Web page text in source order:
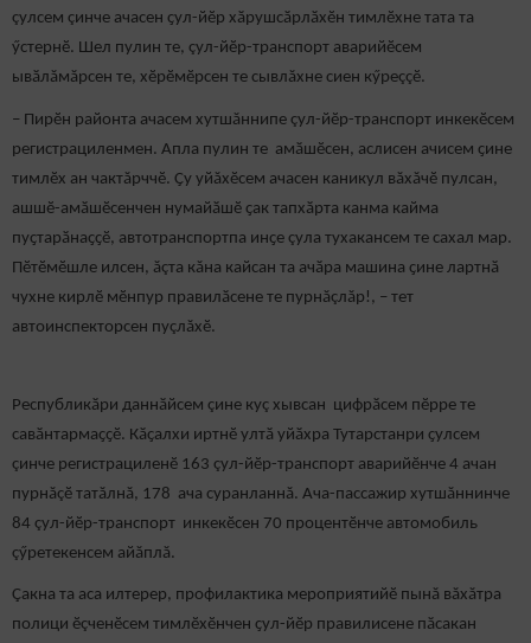
çулсем çинче ачасен ҫул-йӗр хӑрушсӑрлӑхӗн тимлӗхне тата та
ӳстернӗ. Шел пулин те, çул-йӗр-транспорт аварийӗсем
ывӑлăмăрсен те, хӗрӗмӗрсен те сывлăхне сиен кӳреççӗ.
– Пирӗн районта ачасем хутшăннипе çул-йӗр-транспорт инкекӗсем
регистрациленмен. Апла пулин те амӑшӗсен, аслисен ачисем ҫине
тимлӗх ан чактăрччӗ. Ҫу уйăхӗсем ачасен каникул вăхăчӗ пулсан,
ашшӗ-амӑшӗсенчен нумайӑшӗ ҫак тапхӑрта канма кайма
пуҫтарӑнаҫҫӗ, автотранспортпа инҫе çула тухакансем те сахал мар.
Пӗтӗмӗшле илсен, ăçта кăна кайсан та ачӑра машина ҫине лартнӑ
чухне кирлӗ мӗнпур правилӑсене те пурнăçлăр!, – тет
автоинспекторсен пуçлăхӗ.
Республикӑри даннӑйсем çине куç хывсан цифрӑсем пӗрре те
савӑнтармаҫҫӗ. Кӑҫалхи иртнӗ ултӑ уйӑхра Тутарстанри ҫулсем
çинче регистрациленӗ 163 çул-йӗр-транспорт аварийӗнче 4 ачан
пурнăçӗ татăлнă, 178 ача суранланнă. Ача-пассажир хутшăннинче
84 çул-йӗр-транспорт инкекӗсен 70 процентӗнче автомобиль
çӳретекенсем айăплă.
Çакна та аса илтерер, профилактика мероприятийӗ пынă вăхăтра
полици ӗçченӗсем тимлӗхӗнчен ҫул-йӗр правилисене пӑсакан